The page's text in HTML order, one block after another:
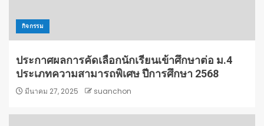
กิจกรรม
ประกาศผลการคัดเลือกนักเรียนเข้าศึกษาต่อ ม.4
ประเภทความสามารถพิเศษ ปีการศึกษา 2568
มีนาคม 27, 2025 suanchon